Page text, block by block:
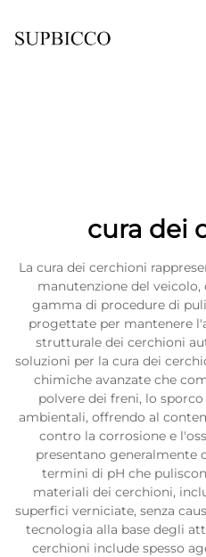
cura dei
La cura dei cerchioni
manutenzione del
gamma di procedure di
progettate per mantenere
strutturale dei cerchioni
soluzioni per la cura dei
chimiche avanzate che
polvere dei freni, lo
ambientali, offrendo al
contro la corrosione e
presentano generalmente
termini di pH che
materiali dei cerchioni,
superfici verniciate, senza
tecnologia alla base degli
cerchioni include spesso